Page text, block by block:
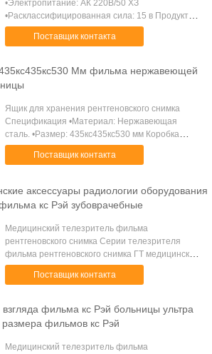
•Электропитание: АК 220В/50 ХЗ
•Расклассифицированная сила: 15 в Продукты
серии медицинского рентгеновского снимка
защитные сделаны из природного каучука и
Поставщик контакта
Мм фильма нержавеющей
Ящик для хранения рентгеновского снимка
Спецификация •Материал: Нержавеющая
сталь. •Размер: 435кс435кс530 мм Коробка
предохранения от рентгеновского снимка
Прибор-защитная Ящики для хранения фильма
Поставщик контакта
аксессуары радиологии оборудования
кс Рэй зубоврачебные
Медицинский телезритель фильма
рентгеновского снимка Серии телезрителя
фильма рентгеновского снимка ГТ медицинские
особенно приложены к различному размеру
фильмов рентгеновского снимка, как фильм
Поставщик контакта
фильма кс Рэй больницы ультра
размера фильмов кс Рэй
Медицинский телезритель фильма